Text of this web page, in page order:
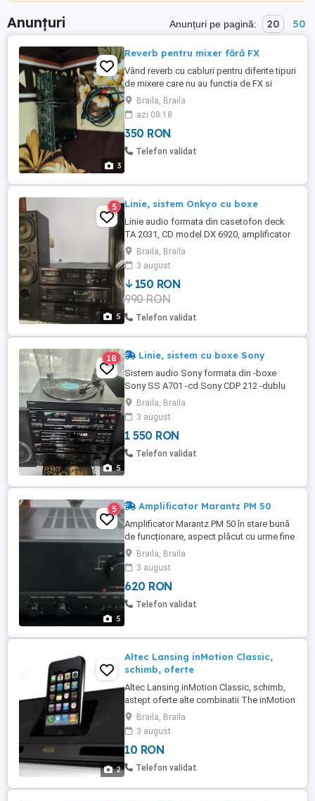
Anunțuri Anunțuri pe pagină: 20 50
3
Reverb pentru mixer fără FX
Vând reverb cu cabluri pentru diferite tipuri
de mixere care nu au functia de FX si
accesorii(Cabluri pentru RECEIVER cu
microfoane făra fir 2 bucăți )si diferite
cabluri.
Braila, Braila
azi 08:18
350 RON
Telefon validat
5
5 Linie, sistem Onkyo cu boxe
Linie audio formata din casetofon deck
TA 2031, CD model DX 6920, amplificator
cu tuner model TX DS474 și boxe model
SC 295, în stare bună de funcționare.Se
pot vinde și pe componente boxe 400 lei
CD 150 lei Amplituner 250 lei Casetofon
deck 300 lei Tot sistemul 990 lei
Braila, Braila
3 august
150 RON
990 RON
Telefon validat
5
18 Linie, sistem cu boxe Sony
Sistem audio Sony formata din -boxe
Sony SS A701 -cd Sony CDP 212 -dublu
casetofon deck Sony TC-WR445 -
amplificator Sony TA-F316R -tuner Sony
ST-S 170 -pick-up Sony PS-LX150 în stare
bună de funcționare.
Braila, Braila
3 august
1 550 RON
Telefon validat
5
5 Amplificator Marantz PM 50
Amplificator Marantz PM 50 în stare bună
de funcționare, aspect plăcut cu urme fine
utilizare, made in Japan
Braila, Braila
3 august
620 RON
Telefon validat
2
Altec Lansing inMotion Classic,
schimb, oferte
Altec Lansing inMotion Classic, schimb,
astept oferte alte combinatii The inMotion
Classic is an iPod- and iPhone-compatible
speaker with an attractive design, FM
radio, remote control, and a powerful
sound that defies its compact size. The
Bad Station presets can only be managed
Braila, Braila
3 august
10 RON
Telefon validat